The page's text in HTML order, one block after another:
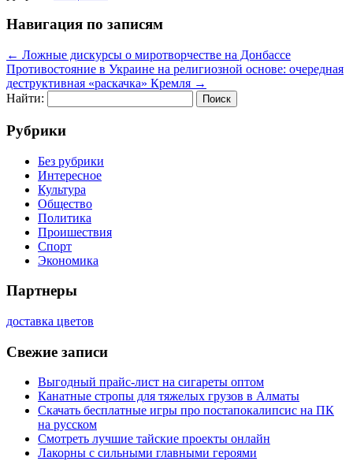
Навигация по записям
← Ложные дискурсы о миротворчестве на Донбассе
Противостояние в Украине на религиозной основе: очередная
деструктивная «раскачка» Кремля →
Найти:
Рубрики
Без рубрики
Интересное
Культура
Общество
Политика
Проишествия
Спорт
Экономика
Партнеры
доставка цветов
Свежие записи
Выгодный прайс-лист на сигареты оптом
Канатные стропы для тяжелых грузов в Алматы
Скачать бесплатные игры про постапокалипсис на ПК
на русском
Смотреть лучшие тайские проекты онлайн
Лакорны с сильными главными героями